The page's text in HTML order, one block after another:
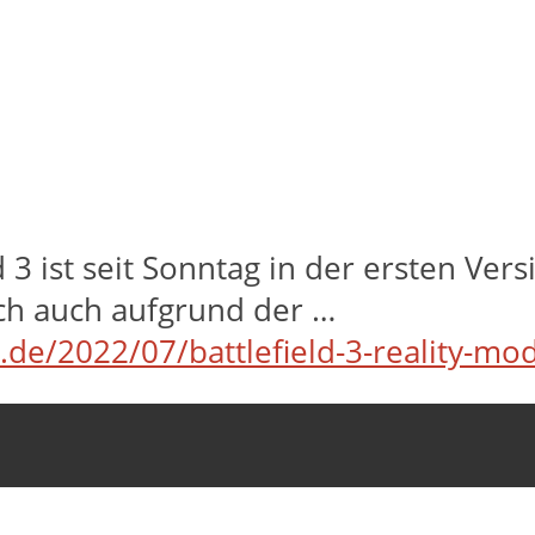
ist seit Sonntag in der ersten
auch aufgrund der …
2022/07/battlefield-3-reality-